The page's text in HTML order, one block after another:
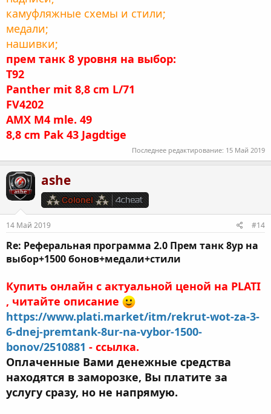
камуфляжные схемы и стили;
медали;
нашивки;
прем танк 8 уровня на выбор:
T92
Panther mit 8,8 cm L/71
FV4202
AMX M4 mle. 49
8,8 cm Pak 43 Jagdtige
Последнее редактирование: 15 Май 2019
ashe
14 Май 2019 #14
Re: Реферальная программа 2.0 Прем танк 8ур на
выбор+1500 бонов+медали+стили
Купить онлайн с актуальной ценой на PLATI
, читайте описание
https://www.plati.market/itm/rekrut-wot-za-3-
6-dnej-premtank-8ur-na-vybor-1500-
bonov/2510881 - ссылка.
Оплаченные Вами денежные средства
находятся в заморозке, Вы платите за
услугу сразу, но не напрямую.